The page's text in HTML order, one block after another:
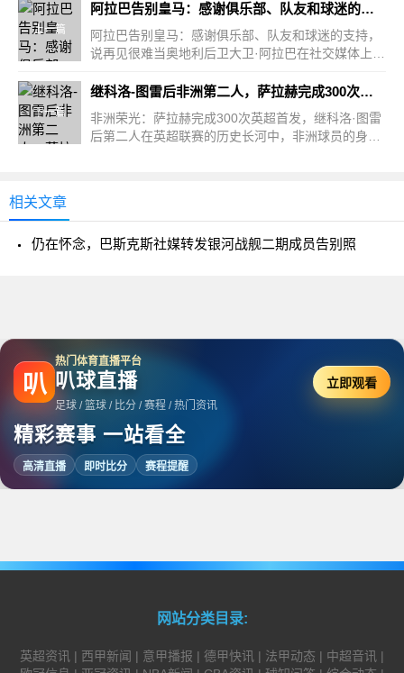
上一篇
阿拉巴告别皇马：感谢俱乐部、队友和球迷的支持，说再见很难
阿拉巴告别皇马：感谢俱乐部、队友和球迷的支持，
说再见很难当奥地利后卫大卫·阿拉巴在社交媒体上发
下一篇
继科洛-图雷后非洲第二人，萨拉赫完成300次英超首发
非洲荣光：萨拉赫完成300次英超首发，继科洛·图雷
后第二人在英超联赛的历史长河中，非洲球员的身影
相关文章
仍在怀念，巴斯克斯社媒转发银河战舰二期成员告别照
叭
热门体育直播平台
叭球直播
足球 / 篮球 / 比分 / 赛程 / 热门资讯
精彩赛事 一站看全
高清直播 即时比分 赛程提醒
立即观看
网站分类目录:
英超资讯 | 西甲新闻 | 意甲播报 | 德甲快讯 | 法甲动态 | 中超音讯 |